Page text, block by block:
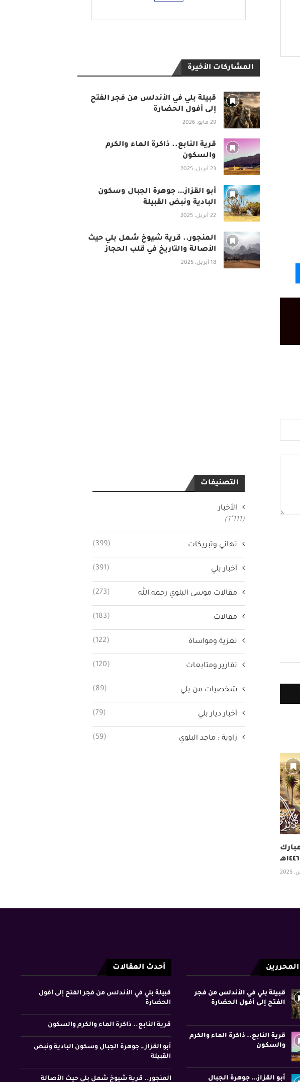
المشاركات الأخيرة
قبيلة بلي في الأندلس من فجر الفتح
إلى أفول الحضارة
29 مايو، 2026
قرية النابع.. ذاكرة الماء والكرم
والسكون
23 أبريل، 2025
أبو القزاز… جوهرة الجبال وسكون
البادية ونبض القبيلة
22 أبريل، 2025
المنجور.. قرية شيوخ شمل بلي حيث
الأصالة والتاريخ في قلب الحجاز
18 أبريل، 2025
التصنيفات
الأخبار
(1٬111)
تهاني وتبريكات (399)
أخبار بلي (391)
مقالات موسى البلوي رحمه الله (273)
مقالات (183)
تعزية ومواساة (122)
تقارير ومتابعات (120)
شخصيات من بلي (89)
أخبار ديار بلي (79)
زاوية : ماجد البلوي (59)
المحررين
قبيلة بلي في الأندلس من فجر
الفتح إلى أفول الحضارة
قرية النابع.. ذاكرة الماء والكرم
والسكون
أبو القزاز… جوهرة الجبال
أحدث المقالات
قبيلة بلي في الأندلس من فجر الفتح إلى أفول
الحضارة
قرية النابع.. ذاكرة الماء والكرم والسكون
أبو القزاز… جوهرة الجبال وسكون البادية ونبض
القبيلة
المنجور.. قرية شيوخ شمل بلي حيث الأصالة